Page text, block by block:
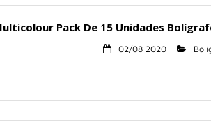
Pack De 15 Unidades
02/08 2020